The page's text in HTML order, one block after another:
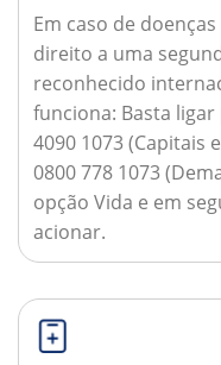
Em caso de
direito a uma
reconhecido
funciona: Basta
4090 1073 (Capitais
0800 778 1073
opção Vida e em
acionar.